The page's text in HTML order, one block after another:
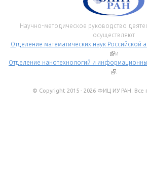
Научно-методическое руководство
осуществляют
Отделение математических наук Российской
(внешняя
и
Отделение нанотехнологий и
(внешняя
.
© Copyright 2015 - 2026 ФИЦ ИУ РАН. Все